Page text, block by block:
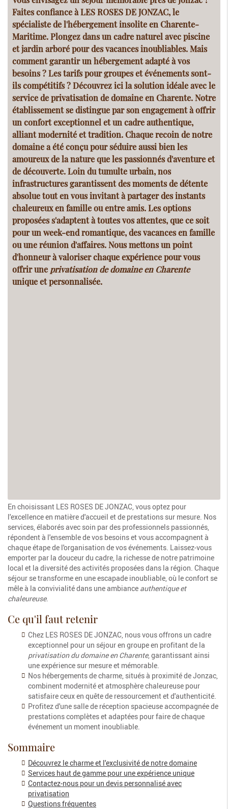
Faites confiance à LES ROSES DE JONZAC, le
spécialiste de l'hébergement insolite en Charente-
Maritime. Plongez dans un cadre naturel avec piscine
et jardin arboré pour des vacances inoubliables. Mais
comment garantir un hébergement adapté à vos
besoins ? Les tarifs pour groupes et événements sont-
ils compétitifs ? Découvrez ici la solution idéale avec le
service deprivatisation de domaine en Charente. Notre
établissement se distingue par son engagement à offrir
un confort exceptionnel et un cadre authentique,
alliant modernité et tradition. Chaque recoin de notre
domaine a été conçu pour séduire aussi bien les
amoureux de la nature que les passionnés d'aventure et
de découverte. Loin du tumulte urbain, nos
infrastructures garantissent des moments de détente
absolue tout en vous invitant à partager des instants
chaleureux en famille ou entre amis. Les options
proposées s'adaptent à toutes vos attentes, que ce soit
pour un week-end romantique, des vacances en famille
ou une réunion d'affaires. Nous mettons un point
d'honneur à valoriser chaque expérience pour vous
offrir une privatisation de domaine en Charente
unique et personnalisée.
En choisissant LES ROSES DE JONZAC, vous optez pour
l'excellence en matière d'accueil et de prestations sur mesure. Nos
services, élaborés avec soin par des professionnels passionnés,
répondent à l'ensemble de vos besoins et vous accompagnent à
chaque étape de l'organisation de vos événements. Laissez-vous
emporter par la douceur du cadre, la richesse de notre patrimoine
local et la diversité des activités proposées dans la région. Chaque
séjour se transforme en une escapade inoubliable, où le confort se
mêle à la convivialité dans une ambiance authentique et
chaleureuse.
Ce qu'il faut retenir
Chez LES ROSES DE JONZAC, nous vous offrons un cadre
exceptionnel pour un séjour en groupe en profitant de la
privatisation du domaine en Charente, garantissant ainsi
une expérience sur mesure et mémorable.
Nos hébergements de charme, situés à proximité de Jonzac,
combinent modernité et atmosphère chaleureuse pour
satisfaire ceux en quête de ressourcement et d'authenticité.
Profitez d'une salle de réception spacieuse accompagnée de
prestations complètes et adaptées pour faire de chaque
événement un moment inoubliable.
Sommaire
Découvrez le charme et l'exclusivité de notre domaine
Services haut de gamme pour une expérience unique
Contactez-nous pour un devis personnalisé avec
privatisation
Questions fréquentes